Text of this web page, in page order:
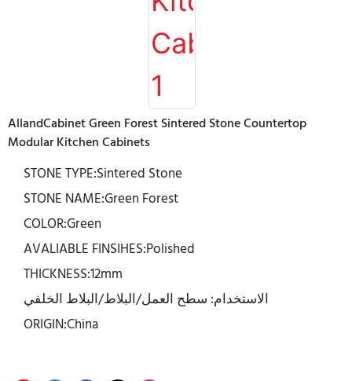
AllandCabinet Green Forest Sintered Stone Countertop
Modular Kitchen Cabinets
STONE TYPE:Sintered Stone
STONE NAME:Green Forest
COLOR:Green
AVALIABLE FINSIHES:Polished
THICKNESS:12mm
الاستخدام: سطح العمل/البلاط/البلاط الخلفي
ORIGIN:China